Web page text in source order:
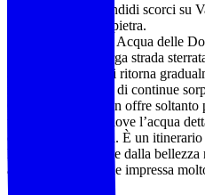
aprono inoltre splendidi scorci su
piccolo presepe di pietra.
Raggiunta la Fonte Acqua delle
a incontrare una larga strada
Fosso del Tartaro si ritorna
ricco di emozioni e di continue
Questo trekking non offre soltanto
un mondo antico, dove l’acqua
custodire una storia. È un
lasciarsi sorprendere dalla
autentica che rimane impressa